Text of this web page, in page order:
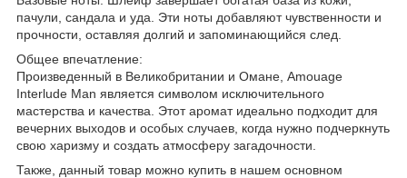
пачули, сандала и уда. Эти ноты добавляют чувственности и
прочности, оставляя долгий и запоминающийся след.
Общее впечатление:
Произведенный в Великобритании и Омане, Amouage
Interlude Man является символом исключительного
мастерства и качества. Этот аромат идеально подходит для
вечерних выходов и особых случаев, когда нужно подчеркнуть
свою харизму и создать атмосферу загадочности.
Также, данный товар можно купить в нашем основном